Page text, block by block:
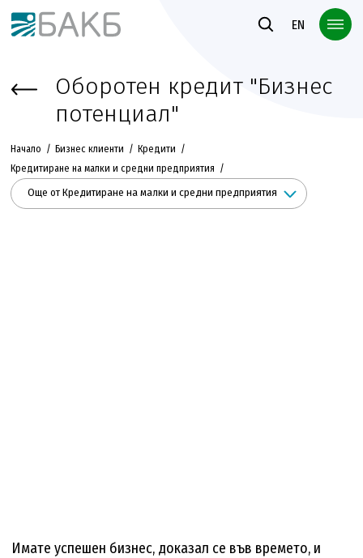
Към основното съдържание
EN
Оборотен кредит "Бизнес
потенциал"
Начало Бизнес клиенти
Кредити
Кредитиране на малки и средни предприятия
Още от Кредитиране на малки и средни предприятия
Имате успешен бизнес, доказал се във времето, и